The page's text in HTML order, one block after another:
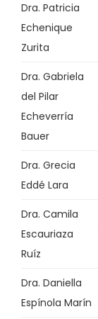
Dra. Patricia
Echenique
Zurita
Dra. Gabriela
del Pilar
Echeverría
Bauer
Dra. Grecia
Eddé Lara
Dra. Camila
Escauriaza
Ruíz
Dra. Daniella
Espínola Marín